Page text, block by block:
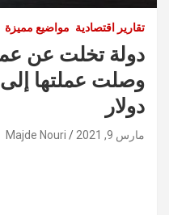
تقارير اقتصادية مواضيع مميزة
دولة تخلت عن
وصلت عملتها إلى
دولار
مارس 9, 2021 Majde Nouri